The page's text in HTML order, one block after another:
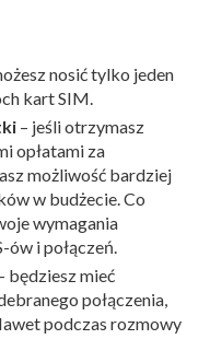
nosić tylko jeden
kart SIM.
– jeśli otrzymasz
opłatami za
możliwość bardziej
w budżecie. Co
wymagania
ów i połączeń.
będziesz mieć
połączenia,
podczas rozmowy